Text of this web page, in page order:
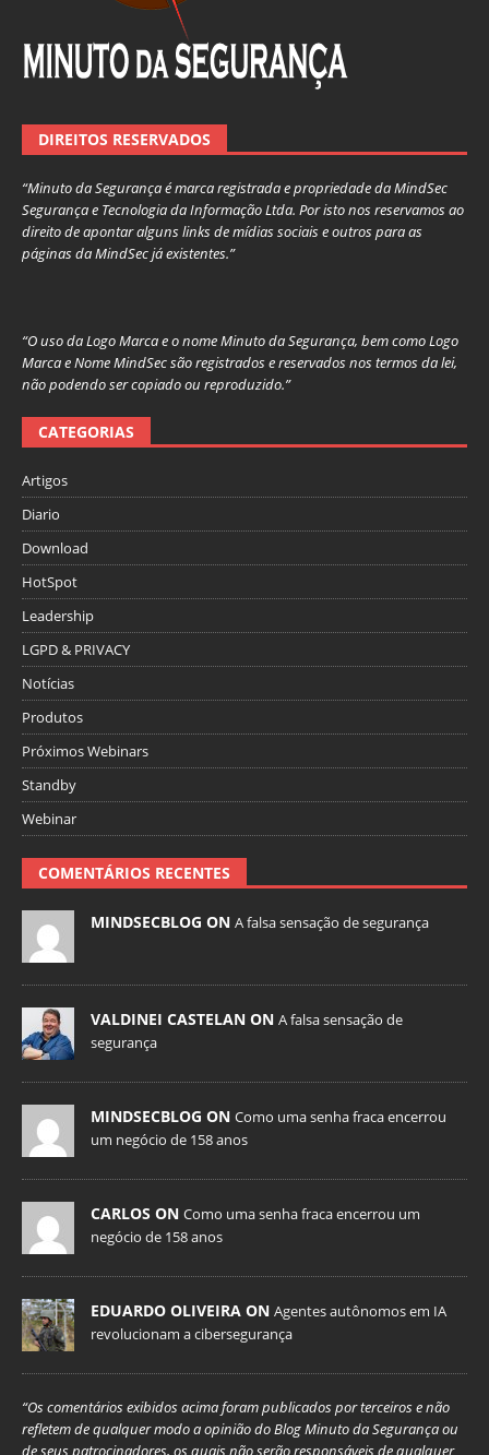
DIREITOS RESERVADOS
“Minuto da Segurança é marca registrada e propriedade da MindSec
Segurança e Tecnologia da Informação Ltda. Por isto nos reservamos ao
direito de apontar alguns links de mídias sociais e outros para as
páginas da MindSec já existentes.”
“O uso da Logo Marca e o nome Minuto da Segurança, bem como Logo
Marca e Nome MindSec são registrados e reservados nos termos da lei,
não podendo ser copiado ou reproduzido.”
CATEGORIAS
Artigos
Diario
Download
HotSpot
Leadership
LGPD & PRIVACY
Notícias
Produtos
Próximos Webinars
Standby
Webinar
COMENTÁRIOS RECENTES
MINDSECBLOG ON A falsa sensação de segurança
VALDINEI CASTELAN ON A falsa sensação de
segurança
MINDSECBLOG ON Como uma senha fraca encerrou
um negócio de 158 anos
CARLOS ON Como uma senha fraca encerrou um
negócio de 158 anos
EDUARDO OLIVEIRA ON Agentes autônomos em IA
revolucionam a cibersegurança
“Os comentários exibidos acima foram publicados por terceiros e não
refletem de qualquer modo a opinião do Blog Minuto da Segurança ou
de seus patrocinadores, os quais não serão responsáveis de qualquer